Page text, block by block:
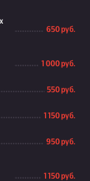
650 руб.
1 000 руб.
550 руб.
1 150 руб.
950 руб.
1 150 руб.